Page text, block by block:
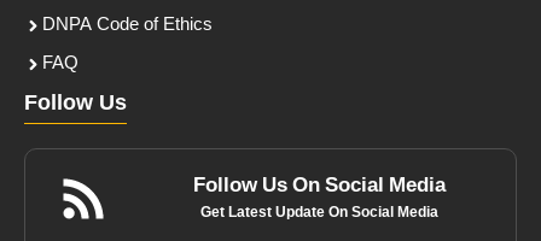
DNPA Code of Ethics
FAQ
Follow Us
Follow Us On Social Media
Get Latest Update On Social Media